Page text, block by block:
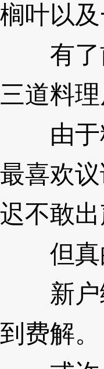
榈叶以
有了前
三道料
由于料
最喜欢
迟不敢出
但真
新户绯
到费解。